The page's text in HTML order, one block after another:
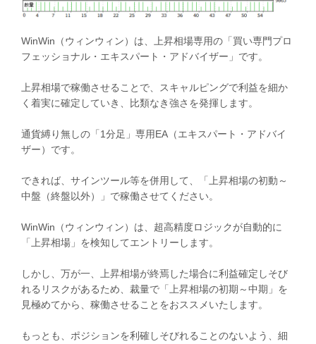
WinWin（ウィンウィン）は、上昇相場専用の「買い専門プロ
フェッショナル・エキスパート・アドバイザー」です。
上昇相場で稼働させることで、スキャルピングで利益を細か
く着実に確定していき、比類なき強さを発揮します。
通貨縛り無しの「1分足」専用EA（エキスパート・アドバイ
ザー）です。
できれば、サインツール等を併用して、「上昇相場の初動～
中盤（終盤以外）」で稼働させてください。
WinWin（ウィンウィン）は、超高精度ロジックが自動的に
「上昇相場」を検知してエントリーします。
しかし、万が一、上昇相場が終焉した場合に利益確定しそび
れるリスクがあるため、裁量で「上昇相場の初期～中期」を
見極めてから、稼働させることをおススメいたします。
もっとも、ポジションを利確しそびれることのないよう、細